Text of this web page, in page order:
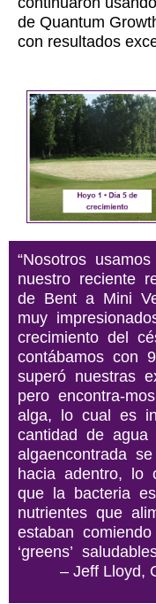
de Quantum
con resultados
“Nosotros
nuestro reciente
de Bent a Mini
muy
crecimiento del
contábamos con
superó nuestras
pero encontra-
alga, lo cual es
cantidad de agua
algaencontrada
hacia adentro, lo
que la bacteria
nutrientes que
estaban
‘greens’
– Jeff Lloyd,